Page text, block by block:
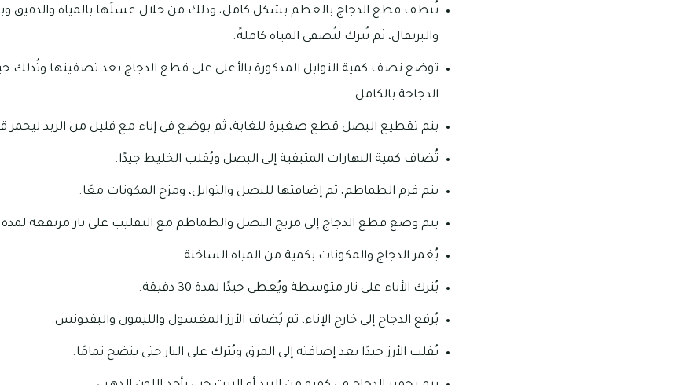
تُنظف قطع الدجاج بالعظم بشكل كامل، وذلك من خلال غسلَها بالمياه والدقيق
والبرتقال، ثم تُترك لتُصفى المياه كاملةً.
توضع نصف كمية التوابل المذكورة بالأعلى على قطع الدجاج بعد تصفيتها وتُدلك
الدجاجة بالكامل.
يتم تقطيع البصل قطع صغيرة للغاية، ثم يوضع في إناء مع قليل من الزبد ليحمر
تُضاف كمية البهارات المتبقية إلى البصل ويُقلب الخليط جيدًا.
يتم فرم الطماطم، ثم إضافتها للبصل والتوابل، ومزج المكونات معًا.
يتم وضع قطع الدجاج إلى مزيج البصل والطماطم مع التقليب على نار مرتفعة لمدة 5 دقائق.
يُغمر الدجاج والمكونات بكمية من المياه الساخنة.
يُترك الأناء على نار متوسطة ويُغطى جيدًا لمدة 30 دقيقة.
يُرفع الدجاج إلى خارج الإناء، ثم يُضاف الأرز المغسول والليمون والبقدونس.
يُقلب الأرز جيدًا بعد إضافته إلى المرق ويُترك على النار حتى ينضج تمامًا.